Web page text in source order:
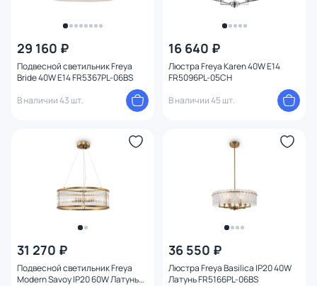
29 160 ₽
Подвесной светильник Freya
Bride 40W E14 FR5367PL-06BS
В наличии 43 шт.
16 640 ₽
Люстра Freya Karen 40W E14
FR5096PL-05CH
В наличии 45 шт.
31 270 ₽
Подвесной светильник Freya
Modern Savoy IP20 60W Латунь
36 550 ₽
Люстра Freya Basilica IP20 40W
Латунь FR5166PL-06BS